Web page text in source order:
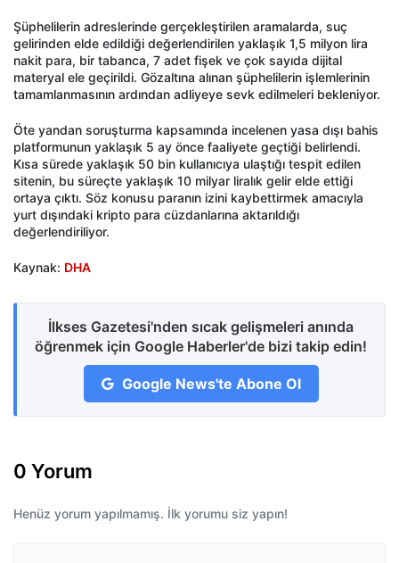
Şüphelilerin adreslerinde gerçekleştirilen aramalarda, suç
gelirinden elde edildiği değerlendirilen yaklaşık 1,5 milyon lira
nakit para, bir tabanca, 7 adet fişek ve çok sayıda dijital
materyal ele geçirildi. Gözaltına alınan şüphelilerin işlemlerinin
tamamlanmasının ardından adliyeye sevk edilmeleri bekleniyor.
Öte yandan soruşturma kapsamında incelenen yasa dışı bahis
platformunun yaklaşık 5 ay önce faaliyete geçtiği belirlendi.
Kısa sürede yaklaşık 50 bin kullanıcıya ulaştığı tespit edilen
sitenin, bu süreçte yaklaşık 10 milyar liralık gelir elde ettiği
ortaya çıktı. Söz konusu paranın izini kaybettirmek amacıyla
yurt dışındaki kripto para cüzdanlarına aktarıldığı
değerlendiriliyor.
Kaynak: DHA
İlkses Gazetesi'nden sıcak gelişmeleri anında
öğrenmek için Google Haberler'de bizi takip edin!
Google News'te Abone Ol
0 Yorum
Henüz yorum yapılmamış. İlk yorumu siz yapın!